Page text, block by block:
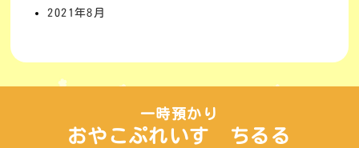
2021年8月
一時預かり
おやこぷれいす ちるる